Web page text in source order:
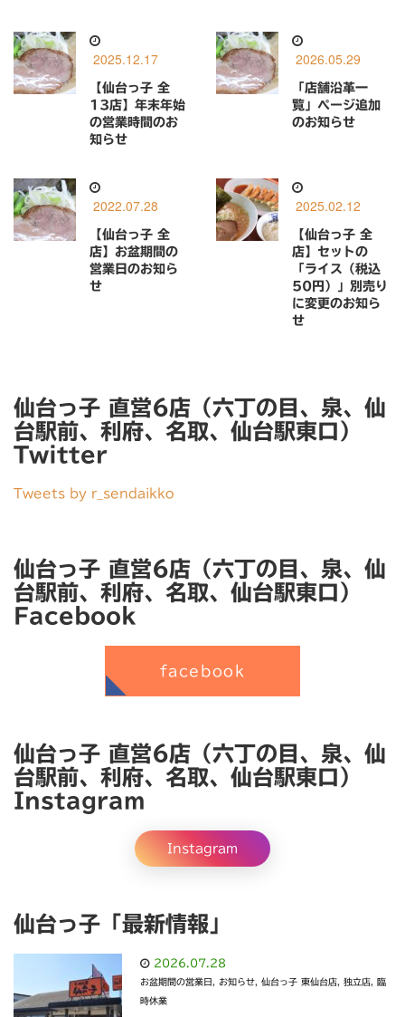
2025.12.17
【仙台っ子 全
13店】年末年始
の営業時間のお
知らせ
2026.05.29
「店舗沿革一
覧」ページ追加
のお知らせ
2022.07.28
【仙台っ子 全
店】お盆期間の
営業日のお知ら
せ
2025.02.12
【仙台っ子 全
店】セットの
「ライス（税込
50円）」別売り
に変更のお知ら
せ
仙台っ子 直営6店（六丁の目、泉、仙
台駅前、利府、名取、仙台駅東口）
Twitter
Tweets by r_sendaikko
仙台っ子 直営6店（六丁の目、泉、仙
台駅前、利府、名取、仙台駅東口）
Facebook
facebook
仙台っ子 直営6店（六丁の目、泉、仙
台駅前、利府、名取、仙台駅東口）
Instagram
Instagram
仙台っ子「最新情報」
2026.07.28
お盆期間の営業日 , お知らせ, 仙台っ子 東仙台店, 独立店, 臨
時休業